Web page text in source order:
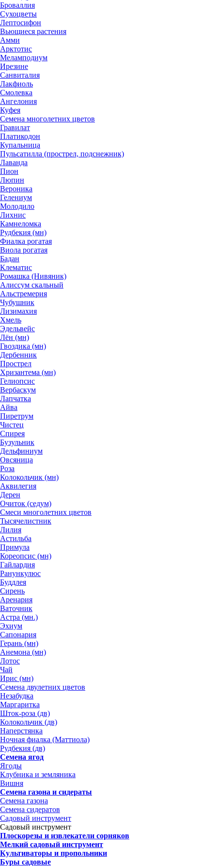
Броваллия
Сухоцветы
Лептосифон
Вьющиеся растения
Амми
Арктотис
Меламподиум
Ирезине
Санвиталия
Лакфиоль
Смолевка
Ангелония
Куфея
Семена многолетних цветов
Гравилат
Платикодон
Купальница
Пульсатилла (прострел, подснежник)
Лаванда
Пион
Люпин
Вероника
Гелениум
Молодило
Лихнис
Камнеломка
Рудбекия (мн)
Фиалка рогатая
Виола рогатая
Бадан
Клематис
Ромашка (Нивяник)
Алиссум скальный
Альстремерия
Чубушник
Лизимахия
Хмель
Эдельвейс
Лён (мн)
Гвоздика (мн)
Дербенник
Прострел
Хризантема (мн)
Гелиопсис
Вербаскум
Лапчатка
Айва
Пиретрум
Чистец
Спирея
Бузульник
Дельфиниум
Овсяница
Роза
Колокольчик (мн)
Аквилегия
Дерен
Очиток (седум)
Смеси многолетних цветов
Тысячелистник
Лилия
Астильба
Примула
Кореопсис (мн)
Гайлардия
Ранункулюс
Буддлея
Сирень
Аренария
Ваточник
Астра (мн.)
Эхиум
Сапонария
Герань (мн)
Анемона (мн)
Лотос
Чай
Ирис (мн)
Семена двулетних цветов
Незабудка
Маргаритка
Шток-роза (дв)
Колокольчик (дв)
Наперстянка
Ночная фиалка (Маттиола)
Рудбекия (дв)
Семена ягод
Ягоды
Клубника и земляника
Вишня
Семена газона и сидераты
Семена газона
Семена сидератов
Садовый инструмент
Садовый инструмент
Плоскорезы и извлекатели сорняков
Мелкий садовый инструмент
Культиваторы и пропольники
Буры садовые